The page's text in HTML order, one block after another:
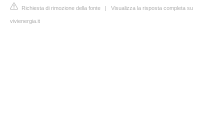
Richiesta di rimozione della fonte | Visualizza la risposta completa su
vivienergia.it